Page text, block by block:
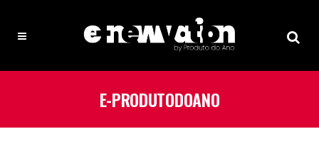
E-PRODUTODOANO